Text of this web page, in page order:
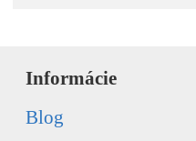
Informácie
Blog